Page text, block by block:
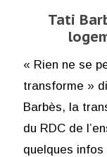
Tati
« Rien ne se
transforme »
Barbès, la
du RDC de
quelques